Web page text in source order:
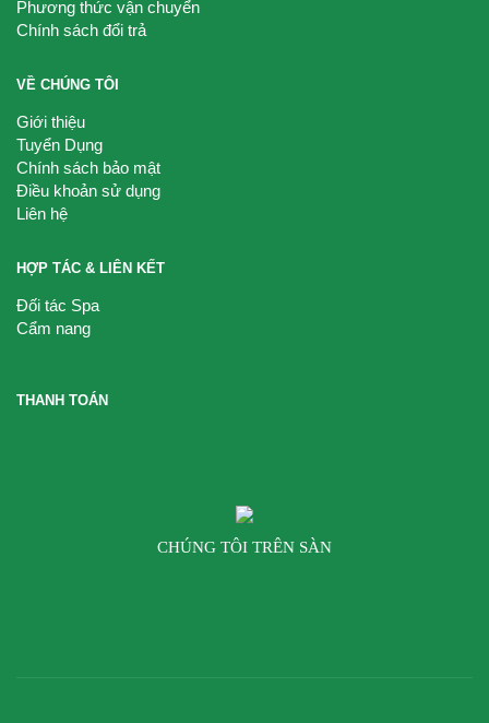
Phương thức vận chuyển
Chính sách đổi trả
VỀ CHÚNG TÔI
Giới thiệu
Tuyển Dụng
Chính sách bảo mật
Điều khoản sử dụng
Liên hệ
HỢP TÁC & LIÊN KẾT
Đối tác Spa
Cẩm nang
THANH TOÁN
CHÚNG TÔI TRÊN SÀN